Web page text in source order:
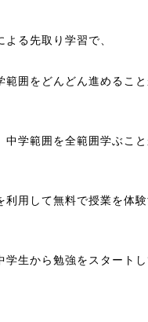
る先取り学習で、
範囲をどんどん進めるこ
学範囲を全範囲学ぶこ
用して無料で授業を体
生から勉強をスタート